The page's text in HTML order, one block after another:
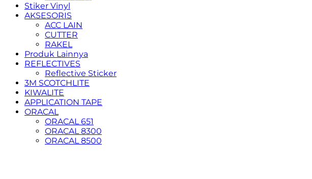
Stiker Vinyl
AKSESORIS
ACC LAIN
CUTTER
RAKEL
Produk Lainnya
REFLECTIVES
Reflective Sticker
3M SCOTCHLITE
KIWALITE
APPLICATION TAPE
ORACAL
ORACAL 651
ORACAL 8300
ORACAL 8500